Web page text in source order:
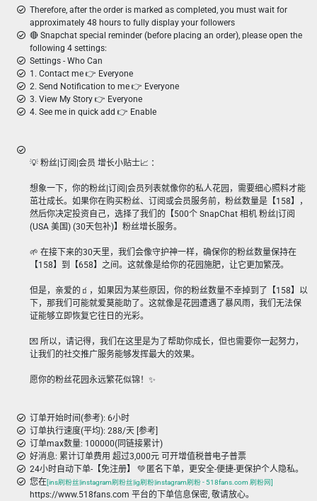
Therefore, after the order is marked as completed, you must wait for
approximately 48 hours to fully display your followers
🔴 Snapchat special reminder (before placing an order), please open the
following 4 settings:
Settings - Who Can
1. Contact me 👉 Everyone
2. Send Notification to me 👉 Everyone
3. View My Story 👉 Everyone
4. See me in quick add 👉 Enable
💡 粉丝|订阅|会员 增长小贴士📈 ：
想象一下，你的粉丝|订阅|会员列表就像你的私人花园，需要细心照料才能
茁壮成长。如果你在购买粉丝、订阅或会员服务前，粉丝数量是【158】，
然后你决定投资自己，选择了我们的【500个 SnapChat 相机 粉丝|订阅
(USA 美国) (30天包补)】粉丝增长服务。
🌱 在接下来的30天里，我们会像守护神一样，确保你的粉丝数量保持在
【158】到【658】之间。这就像是给你的花园施肥，让它更加繁茂。
但是，亲爱的🧃，如果因为某些原因，你的粉丝数量不幸掉到了【158】以
下，那我们可能就爱莫能助了。这就像是花园遭遇了暴风雨，我们无法保
证能够立即恢复它往日的光彩。
💌 所以，请记得，我们在这里是为了帮助你成长，但也需要你一起努力，
让我们的社交推广服务能够发挥最大的效果。
愿你的粉丝花园永远繁花似锦！✨
订单开始时间(参考): 6小时
订单执行速度(平均): 288/天 [参考]
订单max数量: 100000(同链接累计)
好消息: 累计订单费用 超过3,000元 可开增值税普电子普票
24小时自动下单-【免注册】 💚 匿名下单，更安全-便捷-更保护个人隐私。
您在[ins刷粉丝|instagram刷粉丝|ig刷粉|instagram刷粉 - 518fans.com 刷粉网]
https://www.518fans.com 平台的下单信息保密, 敬请放心。